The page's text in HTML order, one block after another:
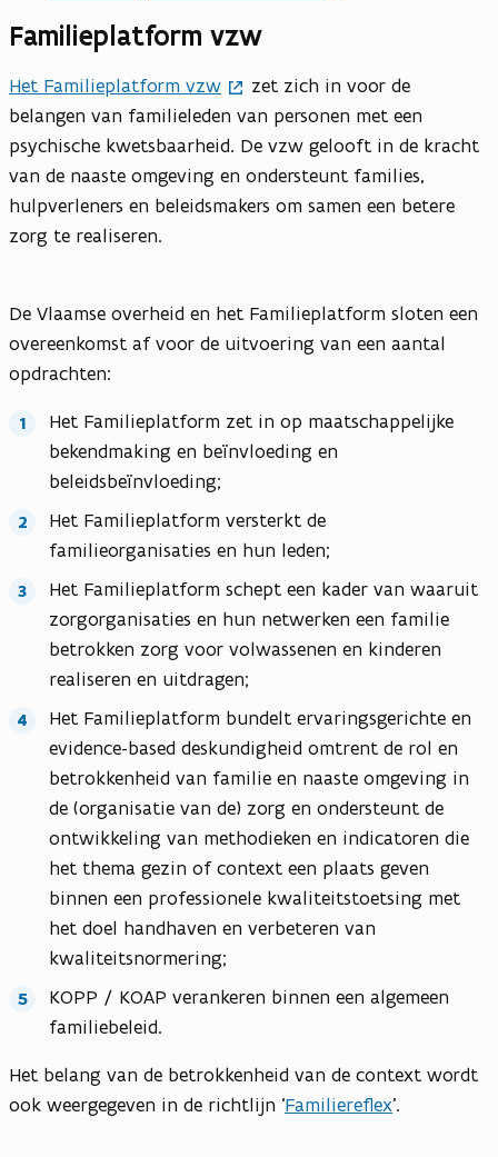
Familieplatform vzw
Het Familieplatform vzw
zet zich in voor de
belangen van familieleden van personen met een
psychische kwetsbaarheid. De vzw gelooft in de kracht
van de naaste omgeving en ondersteunt families,
hulpverleners en beleidsmakers om samen een betere
zorg te realiseren.
De Vlaamse overheid en het Familieplatform sloten een
overeenkomst af voor de uitvoering van een aantal
opdrachten:
Het Familieplatform zet in op maatschappelijke
bekendmaking en beïnvloeding en
beleidsbeïnvloeding;
Het Familieplatform versterkt de
familieorganisaties en hun leden;
Het Familieplatform schept een kader van waaruit
zorgorganisaties en hun netwerken een familie
betrokken zorg voor volwassenen en kinderen
realiseren en uitdragen;
Het Familieplatform bundelt ervaringsgerichte en
evidence-based deskundigheid omtrent de rol en
betrokkenheid van familie en naaste omgeving in
de (organisatie van de) zorg en ondersteunt de
ontwikkeling van methodieken en indicatoren die
het thema gezin of context een plaats geven
binnen een professionele kwaliteitstoetsing met
het doel handhaven en verbeteren van
kwaliteitsnormering;
KOPP / KOAP verankeren binnen een algemeen
familiebeleid.
Het belang van de betrokkenheid van de context wordt
ook weergegeven in de richtlijn ‘Familiereflex’.